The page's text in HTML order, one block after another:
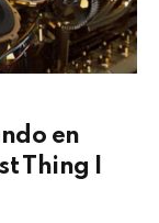
en
Thing I